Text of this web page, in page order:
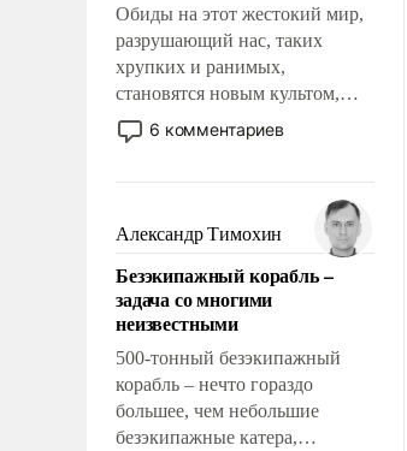
Обиды на этот жестокий мир,
разрушающий нас, таких
хрупких и ранимых,
становятся новым культом,
постепенно вытесняя и
отменяя традиционное
мужественным и твердым под
ударами судьбы, брать на себя
ответственность, помогать
слабым, идти вперед и
адаптироваться.
6 комментариев
Александр Тимохин
Безэкипажный корабль –
задача со многими
неизвестными
500-тонный безэкипажный
корабль – нечто гораздо
большее, чем небольшие
безэкипажные катера,